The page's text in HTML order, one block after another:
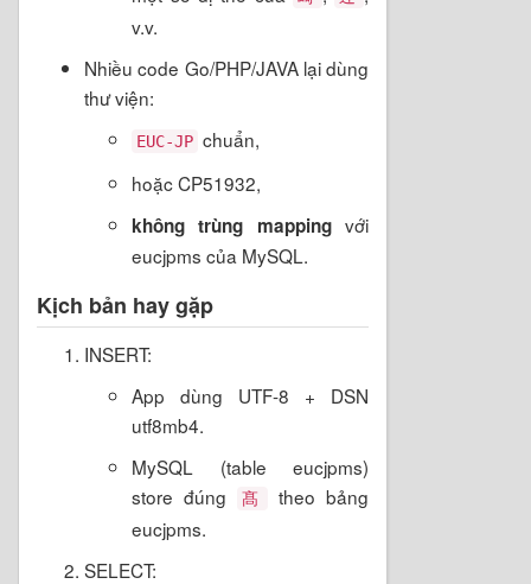
v.v.
Nhiều code Go/PHP/JAVA lại dùng
thư viện:
EUC-JP chuẩn,
hoặc CP51932,
không trùng mappingvới
eucjpms của MySQL.
Kịch bản hay gặp
INSERT:
App dùng UTF-8 + DSN
utf8mb4.
MySQL (table eucjpms)
store đúng
髙
theo bảng
eucjpms.
SELECT: